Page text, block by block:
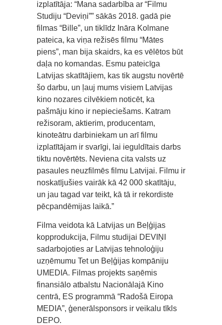
izplatītāja: “Mana sadarbība ar “Filmu
Studiju “Deviņi”” sākās 2018. gadā pie
filmas “Bille”, un tiklīdz Ināra Kolmane
pateica, ka viņa režisēs filmu “Mātes
piens”, man bija skaidrs, ka es vēlētos būt
daļa no komandas. Esmu pateicīga
Latvijas skatītājiem, kas tik augstu novērtē
šo darbu, un ļauj mums visiem Latvijas
kino nozares cilvēkiem noticēt, ka
pašmāju kino ir nepieciešams. Katram
režisoram, aktierim, producentam,
kinoteātru darbiniekam un arī filmu
izplatītājam ir svarīgi, lai ieguldītais darbs
tiktu novērtēts. Neviena cita valsts uz
pasaules neuzfilmēs filmu Latvijai. Filmu ir
noskatījušies vairāk kā 42 000 skatītāju,
un jau tagad var teikt, kā tā ir rekordiste
pēcpandēmijas laikā.”
Filma veidota kā Latvijas un Beļģijas
kopprodukcija, Filmu studijai DEVIŅI
sadarbojoties ar Latvijas tehnoloģiju
uzņēmumu Tet un Beļģijas kompāniju
UMEDIA. Filmas projekts saņēmis
finansiālo atbalstu Nacionālajā Kino
centrā, ES programmā “Radošā Eiropa
MEDIA”, ģenerālsponsors ir veikalu tīkls
DEPO.